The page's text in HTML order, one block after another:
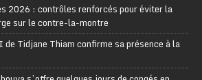
2026 : contrôles renforcés pour éviter la
sur le contre-la-montre
Tidjane Thiam confirme sa présence à la